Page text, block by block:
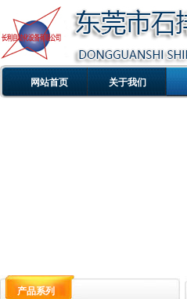
网站首页 关于我们
产品系列